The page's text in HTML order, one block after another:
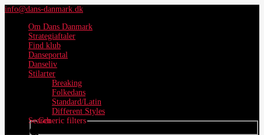
info@dans-danmark.dk
Om Dans Danmark
Strategiaftaler
Find klub
Danseportal
Danseliv
Stilarter
Breaking
Folkedans
Standard/Latin
Different Styles
Search
Generic filters